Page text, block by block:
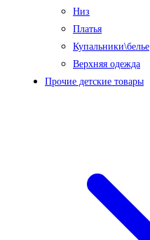
Низ
Платья
Купальники\белье
Верхняя одежда
Прочие детские товары